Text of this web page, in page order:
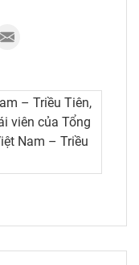
– Triều Tiên,
viên của Tổng
Nam – Triều